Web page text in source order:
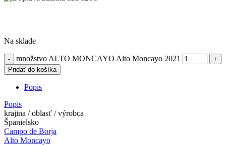
Na sklade
množstvo ALTO MONCAYO Alto Moncayo 2021
Pridať do košíka
Popis
Popis
krajina / oblasť / výrobca
Španielsko
Campo de Borja
Alto Moncayo